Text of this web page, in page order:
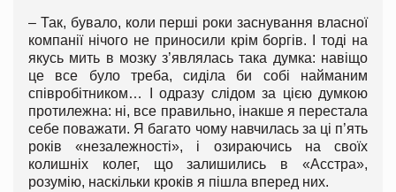
– Так, бувало, коли перші роки заснування власної
компанії нічого не приносили крім боргів. І тоді на
якусь мить в мозку з’являлась така думка: навіщо
це все було треба, сиділа би собі найманим
співробітником… І одразу слідом за цією думкою
протилежна: ні, все правильно, інакше я перестала
себе поважати. Я багато чому навчилась за ці п’ять
років «незалежності», і озираючись на своїх
колишніх колег, що залишились в «Асстра»,
розумію, наскільки кроків я пішла вперед них.